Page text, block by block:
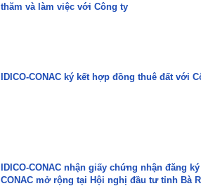
thăm và làm việc với Công ty
IDICO-CONAC ký kết hợp đồng thuê đất với
IDICO-CONAC nhận giấy chứng nhận đăng
CONAC mở rộng tại Hội nghị đầu tư tỉnh Bà